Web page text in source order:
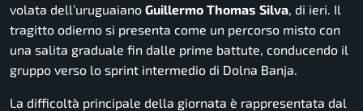
volata dell’uruguaiano Guillermo Thomas Silva , di ieri. Il
tragitto odierno si presenta come un percorso misto con
una salita graduale fin dalle prime battute, conducendo il
gruppo verso lo sprint intermedio di Dolna Banja.
La difficoltà principale della giornata è rappresentata dal